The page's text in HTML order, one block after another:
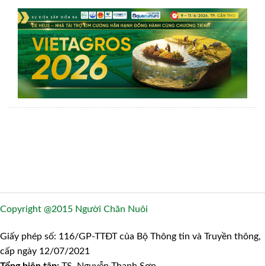
Copyright @2015 Người Chăn Nuôi
Giấy phép số: 116/GP-TTĐT của Bộ Thông tin và Truyền thông,
cấp ngày 12/07/2021